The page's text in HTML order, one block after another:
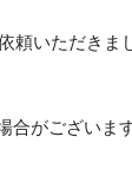
頼いただきま
合がございま